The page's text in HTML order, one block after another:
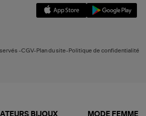
-CGV-Plan du site-Politique de confidentialité
BIJOUX MODE FEMME